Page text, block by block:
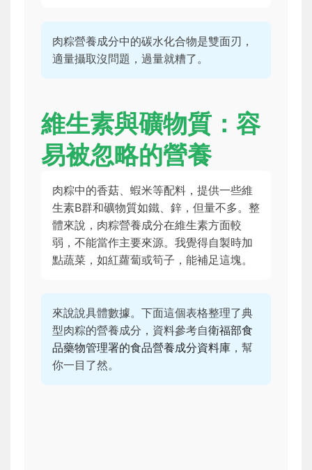
肉粽營養成分中的碳水化合物是雙面刃，
適量攝取沒問題，過量就糟了。
維生素與礦物質：容
易被忽略的營養
肉粽中的香菇、蝦米等配料，提供一些維
生素B群和礦物質如鐵、鋅，但量不多。整
體來說，肉粽營養成分在維生素方面較
弱，不能當作主要來源。我覺得自製時加
點蔬菜，如紅蘿蔔或筍子，能補足這塊。
來說說具體數據。下面這個表格整理了典
型肉粽的營養成分，資料參考自衛福部食
品藥物管理署的食品營養成分資料庫 ，幫
你一目了然。